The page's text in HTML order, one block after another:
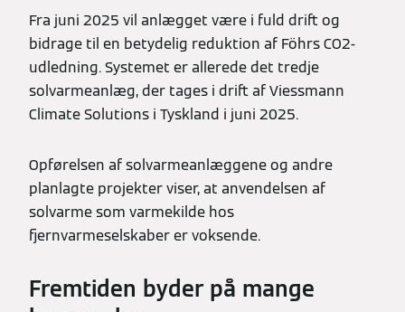
Fra juni 2025 vil anlægget være i fuld drift og
bidrage til en betydelig reduktion af Föhrs CO2-
udledning. Systemet er allerede det tredje
solvarmeanlæg, der tages i drift af Viessmann
Climate Solutions i Tyskland i juni 2025.
Opførelsen af solvarmeanlæggene og andre
planlagte projekter viser, at anvendelsen af
solvarme som varmekilde hos
fjernvarmeselskaber er voksende.
Fremtiden byder på mange